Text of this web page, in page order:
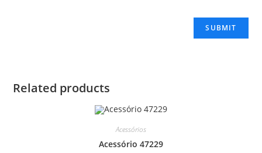
Related products
Acessórios
Acessório 47229